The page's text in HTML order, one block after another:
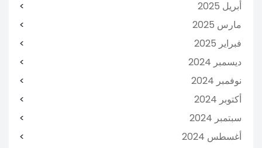
أبريل 2025
مارس 2025
فبراير 2025
ديسمبر 2024
نوفمبر 2024
أكتوبر 2024
سبتمبر 2024
أغسطس 2024